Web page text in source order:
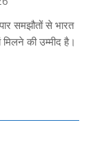
समझौतों से भारत
की उम्मीद है।